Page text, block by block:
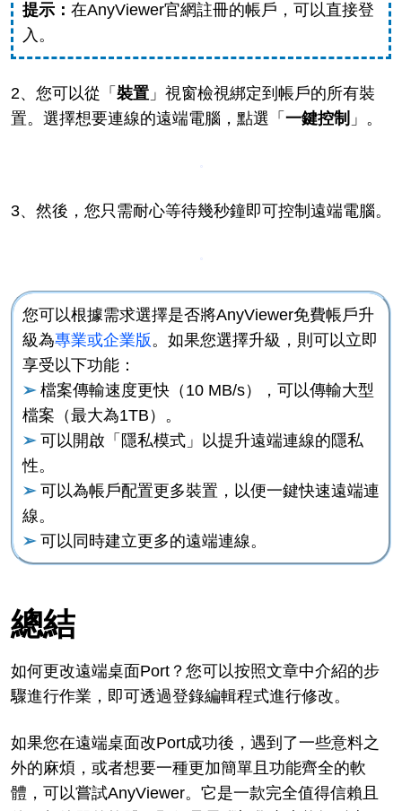
提示： 在AnyViewer官網註冊的帳戶，可以直接登
入。
2、您可以從「 裝置 」視窗檢視綁定到帳戶的所有裝
置。選擇想要連線的遠端電腦，點選「 一鍵控制 」。
3、然後，您只需耐心等待幾秒鐘即可控制遠端電腦。
您可以根據需求選擇是否將AnyViewer免費帳戶升
級為專業或企業版。如果您選擇升級，則可以立即
享受以下功能：
➢ 檔案傳輸速度更快（10 MB/s），可以傳輸大型
檔案（最大為1TB）。
➢ 可以開啟「隱私模式」以提升遠端連線的隱私
性。
➢ 可以為帳戶配置更多裝置，以便一鍵快速遠端連
線。
➢ 可以同時建立更多的遠端連線。
總結
如何更改遠端桌面Port？您可以按照文章中介紹的步
驟進行作業，即可透過登錄編輯程式進行修改。
如果您在遠端桌面改Port成功後，遇到了一些意料之
外的麻煩，或者想要一種更加簡單且功能齊全的軟
體，可以嘗試AnyViewer。它是一款完全值得信賴且